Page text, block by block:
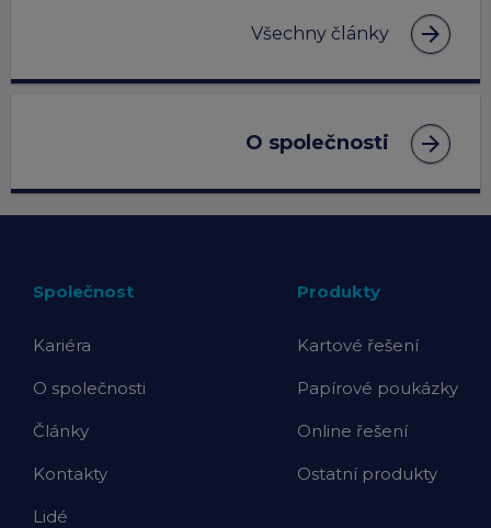
Všechny články arrow_forward
O společnosti arrow_forward
Společnost
Kariéra
O společnosti
Články
Kontakty
Lidé
Produkty
Kartové řešení
Papírové poukázky
Online řešení
Ostatní produkty